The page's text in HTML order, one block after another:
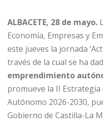
ALBACETE, 28 de mayo.
Economía, Empresas y
este jueves la jornada
través de la cual se ha
emprendimiento
promueve la II
Autónomo 2026-2030,
Gobierno de Castilla-La